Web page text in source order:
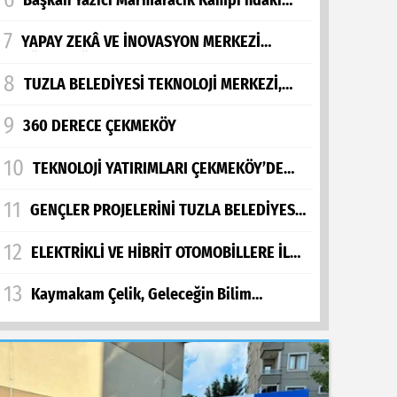
Genç Bilardocular Derneği'nden ‘Babamla
1 ay önce
Eğitim
ÖTV Muafiyeti
7 YAPAY ZEKÂ VE İNOVASYON MERKEZİ
8 TUZLA BELEDİYESİ TEKNOLOJİ MERKEZİ,
FUARINDA YERİNİ ALDI
9 360 DERECE ÇEKMEKÖY
10 TEKNOLOJİ YATIRIMLARI ÇEKMEKÖY’DE
11 GENÇLER PROJELERİNİ TUZLA BELEDİYESİ
12 ELEKTRİKLİ VE HİBRİT OTOMOBİLLERE İLGİ
13 Kaymakam Çelik, Geleceğin Bilim